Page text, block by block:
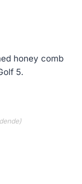
honey comb
5.